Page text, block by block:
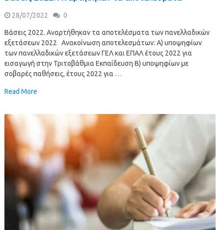
28/07/2022 0
Βάσεις 2022. Αναρτήθηκαν τα αποτελέσματα των πανελλαδικών
εξετάσεων 2022 Ανακοίνωση αποτελεσμάτων: Α) υποψηφίων
των πανελλαδικών εξετάσεων ΓΕΛ και ΕΠΑΛ έτους 2022 για
εισαγωγή στην Τριτοβάθμια Εκπαίδευση Β) υποψηφίων με
σοβαρές παθήσεις, έτους 2022 για …
Read More